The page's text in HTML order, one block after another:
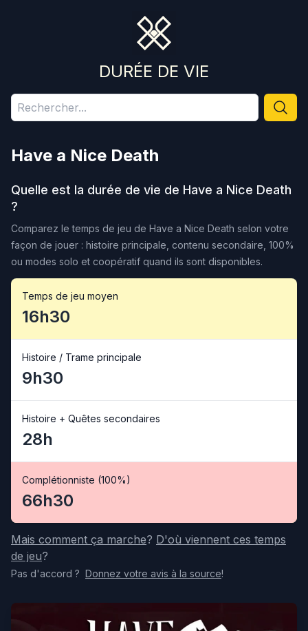
DURÉE DE VIE
Have a Nice Death
Quelle est la durée de vie de Have a Nice Death
?
Comparez le temps de jeu de Have a Nice Death selon votre
façon de jouer : histoire principale, contenu secondaire, 100%
ou modes solo et coopératif quand ils sont disponibles.
Temps de jeu moyen
16h30
Histoire / Trame principale
9h30
Histoire + Quêtes secondaires
28h
Complétionniste (100%)
66h30
Mais comment ça marche? D'où viennent ces temps
de jeu?
Pas d'accord ? Donnez votre avis à la source!